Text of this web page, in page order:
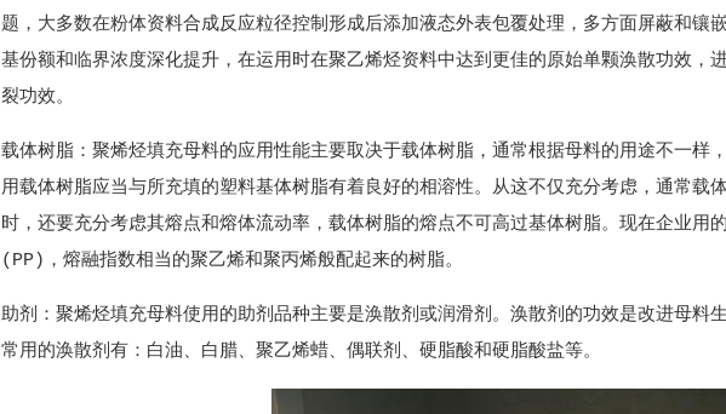
题，大多数在粉体资料合成反应粒径控制形成后添加液态外表包覆处理，多方面屏蔽和镶
基份额和临界浓度深化提升，在运用时在聚乙烯烃资料中达到更佳的原始单颗涣散功效，
裂功效。
载体树脂：聚烯烃填充母料的应用性能主要取决于载体树脂，通常根据母料的用途不一样
用载体树脂应当与所充填的塑料基体树脂有着良好的相溶性。从这不仅充分考虑，通常载
时，还要充分考虑其熔点和熔体流动率，载体树脂的熔点不可高过基体树脂。现在企业
(PP)，熔融指数相当的聚乙烯和聚丙烯般配起来的树脂。
助剂：聚烯烃填充母料使用的助剂品种主要是涣散剂或润滑剂。涣散剂的功效是改进母料
常用的涣散剂有：白油、白腊、聚乙烯蜡、偶联剂、硬脂酸和硬脂酸盐等。